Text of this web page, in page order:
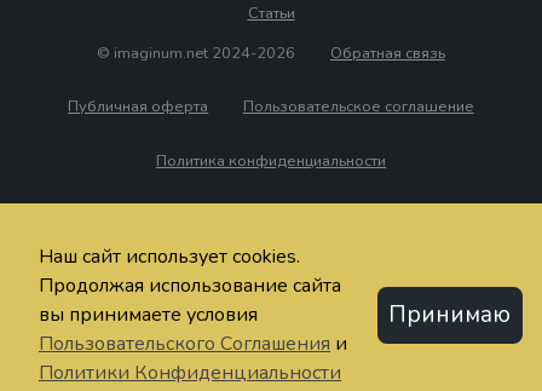
Статьи
© imaginum.net 2024-2026
Обратная связь
Публичная оферта Пользовательское соглашение
Политика конфиденциальности
Наш сайт использует cookies.
Продолжая использование сайта
вы принимаете условия
Пользовательского Соглашения и
Политики Конфиденциальности
Принимаю